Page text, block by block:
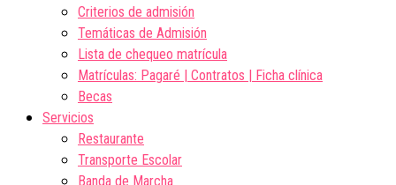
Criterios de admisión
Temáticas de Admisión
Lista de chequeo matrícula
Matrículas: Pagaré | Contratos | Ficha clínica
Becas
Servicios
Restaurante
Transporte Escolar
Banda de Marcha